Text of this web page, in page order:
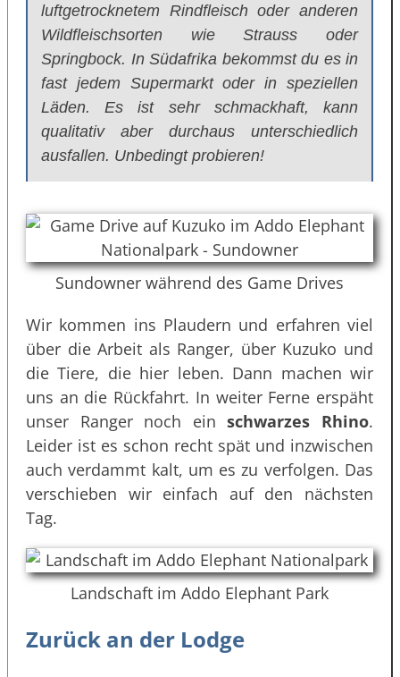
luftgetrocknetem Rindfleisch oder anderen
Wildfleischsorten wie Strauss oder
Springbock. In Südafrika bekommst du es in
fast jedem Supermarkt oder in speziellen
Läden. Es ist sehr schmackhaft, kann
qualitativ aber durchaus unterschiedlich
ausfallen. Unbedingt probieren!
Sundowner während des Game Drives
Wir kommen ins Plaudern und erfahren viel
über die Arbeit als Ranger, über Kuzuko und
die Tiere, die hier leben. Dann machen wir
uns an die Rückfahrt. In weiter Ferne erspäht
unser Ranger noch einschwarzes Rhino.
Leider ist es schon recht spät und inzwischen
auch verdammt kalt, um es zu verfolgen. Das
verschieben wir einfach auf den nächsten
Tag.
Landschaft im Addo Elephant Park
Zurück an der Lodge